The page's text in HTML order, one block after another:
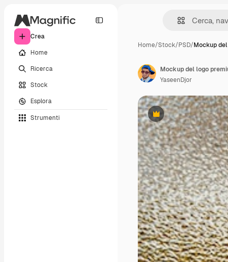
Crea
Home
Ricerca
Stock
Esplora
Strumenti
Home/Stock/PSD/Mockup
Premium
Mockup del logo
YaseenDjor